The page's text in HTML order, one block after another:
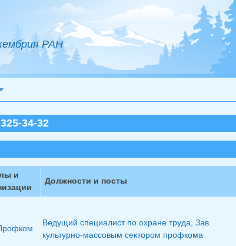
РАН
34-32
и
Должности и посты
Ведущий специалист по охране труда, Зав.
культурно-массовым сектором профкома